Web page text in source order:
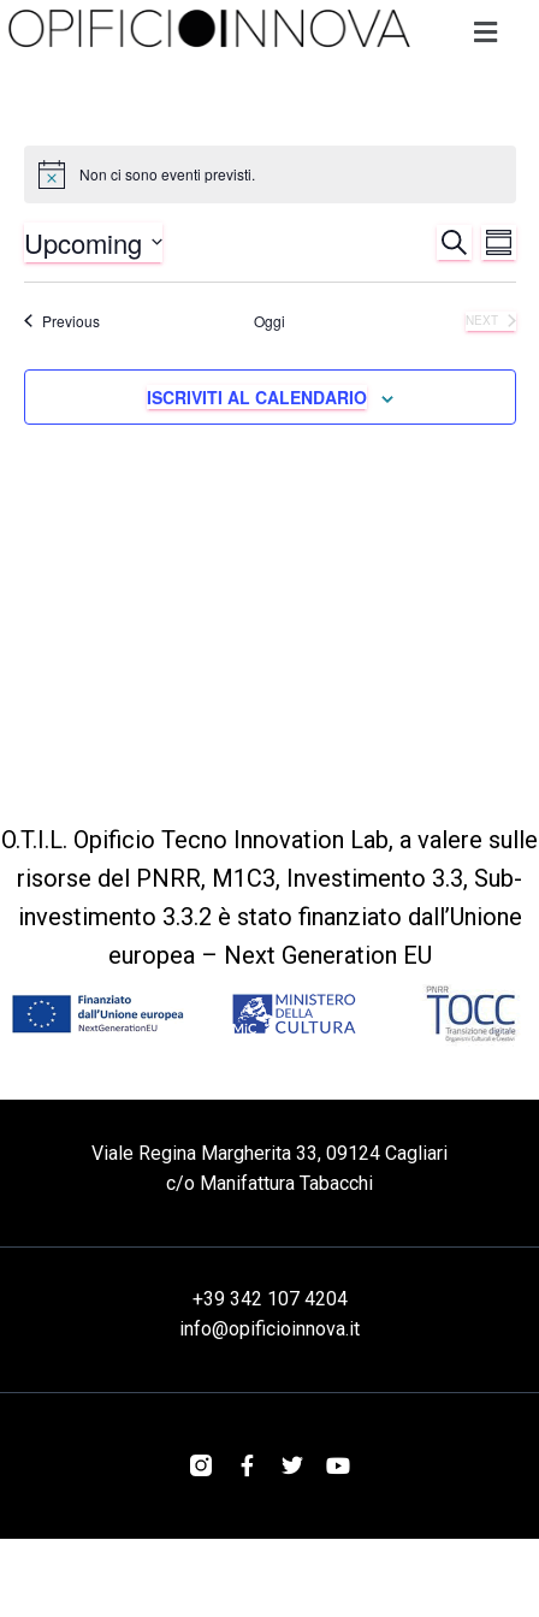
Non ci sono eventi previsti.
Eventi
e
viste
CERCA
Upcoming
PreviousEventi Oggi
NEXT
EVENTI
ISCRIVITI AL CALENDARIO
O.T.I.L. Opificio Tecno Innovation Lab, a valere sulle
risorse del PNRR, M1C3, Investimento 3.3, Sub-
investimento 3.3.2 è stato finanziato dall’Unione
europea – Next Generation EU
Viale Regina Margherita 33, 09124 Cagliari
c/o Manifattura Tabacchi
+39 342 107 4204
info@opificioinnova.it